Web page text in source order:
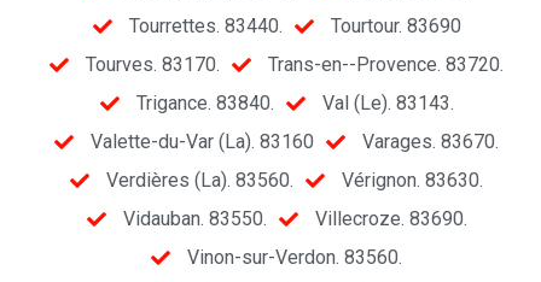
Tourrettes. 83440.
Tourtour. 83690
Tourves. 83170.
Trans-en--Provence. 83720.
Trigance. 83840.
Val (Le). 83143.
Valette-du-Var (La). 83160
Varages. 83670.
Verdières (La). 83560.
Vérignon. 83630.
Vidauban. 83550.
Villecroze. 83690.
Vinon-sur-Verdon. 83560.